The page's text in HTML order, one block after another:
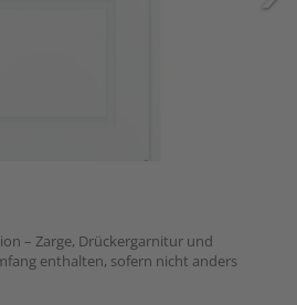
– Zarge, Drückergarnitur und
enthalten, sofern nicht anders